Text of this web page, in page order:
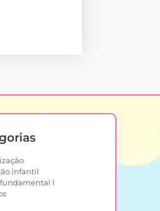
infantil
l